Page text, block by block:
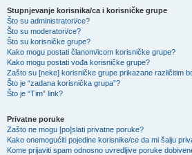
Stupnjevanje korisnika/ca i korisničke grupe
Što su administratori/ce?
Što su moderatori/ce?
Što su korisničke grupe?
Kako mogu postati članom/icom korisničke grupe?
Kako mogu postati vođa korisničke grupe?
Zašto su [neke] korisničke grupe prikazane različitim
Što je “zadana korisnička grupa”?
Što je “Tim” link?
Privatne poruke
Zašto ne mogu [po]slati privatne poruke?
Kako onemogućiti pojedine korisnike/ce da mi šalju
Kome prijaviti spam odnosno uvredljive poruke